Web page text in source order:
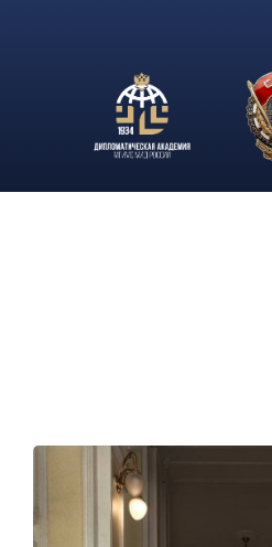
активистов Волонтёрского
академии МГИМО МИД России.